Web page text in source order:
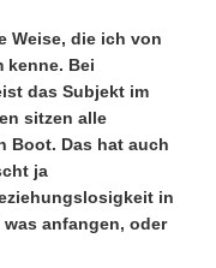
Weise, die ich von
kenne. Bei
das Subjekt im
sitzen alle
Boot. Das hat auch
ja
in
anfangen, oder